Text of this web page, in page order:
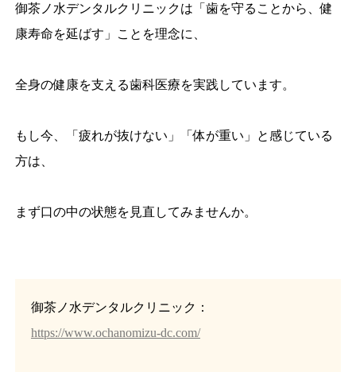
御茶ノ水デンタルクリニックは「歯を守ることから、健
康寿命を延ばす」ことを理念に、
全身の健康を支える歯科医療を実践しています。
もし今、「疲れが抜けない」「体が重い」と感じている
方は、
まず口の中の状態を見直してみませんか。
御茶ノ水デンタルクリニック：
https://www.ochanomizu-dc.com/